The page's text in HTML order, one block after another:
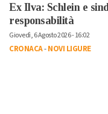
Ex Ilva: Schlein e
responsabilità
Giovedì, 6 Agosto 2026 - 16:02
CRONACA-NOVI LIGURE